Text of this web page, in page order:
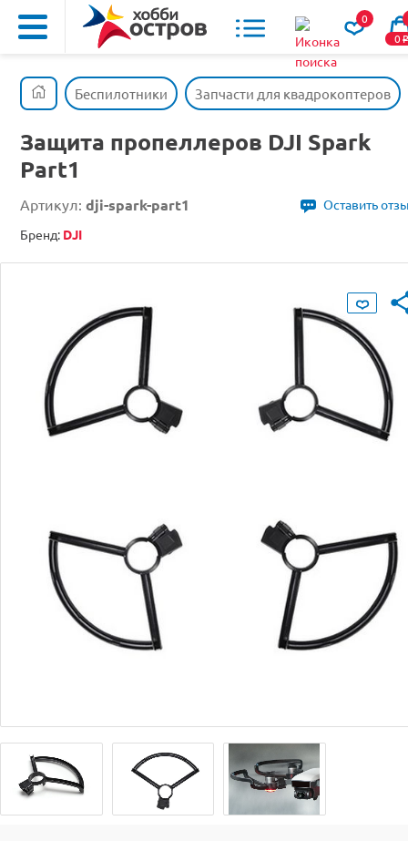
0
0o
Беспилотники Запчасти для квадрокоптеров
Защита пропеллеров DJI Spark
Part1
Артикул: dji-spark-part1
Оставить
Бренд: DJI